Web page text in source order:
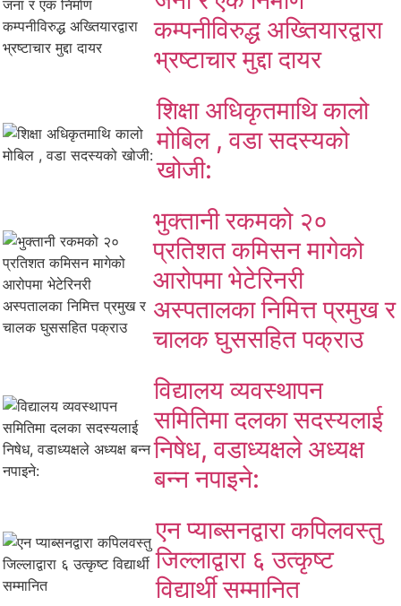
कम्पनीविरुद्ध अख्तियारद्वारा
भ्रष्टाचार मुद्दा दायर
शिक्षा अधिकृतमाथि कालो
मोबिल , वडा सदस्यको
खोजी:
भुक्तानी रकमको २०
प्रतिशत कमिसन मागेको
आरोपमा भेटेरिनरी
अस्पतालका निमित्त प्रमुख र
चालक घुससहित पक्राउ
विद्यालय व्यवस्थापन
समितिमा दलका सदस्यलाई
निषेध, वडाध्यक्षले अध्यक्ष
बन्न नपाइने:
एन प्याब्सनद्वारा कपिलवस्तु
जिल्लाद्वारा ६ उत्कृष्ट
विद्यार्थी सम्मानित